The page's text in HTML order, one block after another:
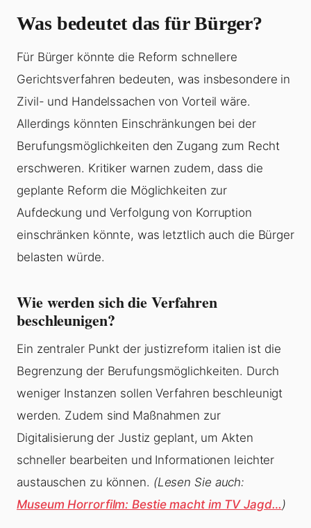
Was bedeutet das für Bürger?
Für Bürger könnte die Reform schnellere
Gerichtsverfahren bedeuten, was insbesondere in
Zivil- und Handelssachen von Vorteil wäre.
Allerdings könnten Einschränkungen bei der
Berufungsmöglichkeiten den Zugang zum Recht
erschweren. Kritiker warnen zudem, dass die
geplante Reform die Möglichkeiten zur
Aufdeckung und Verfolgung von Korruption
einschränken könnte, was letztlich auch die Bürger
belasten würde.
Wie werden sich die Verfahren
beschleunigen?
Ein zentraler Punkt der justizreform italien ist die
Begrenzung der Berufungsmöglichkeiten. Durch
weniger Instanzen sollen Verfahren beschleunigt
werden. Zudem sind Maßnahmen zur
Digitalisierung der Justiz geplant, um Akten
schneller bearbeiten und Informationen leichter
austauschen zu können. (Lesen Sie auch:
Museum Horrorfilm: Bestie macht im TV Jagd…)